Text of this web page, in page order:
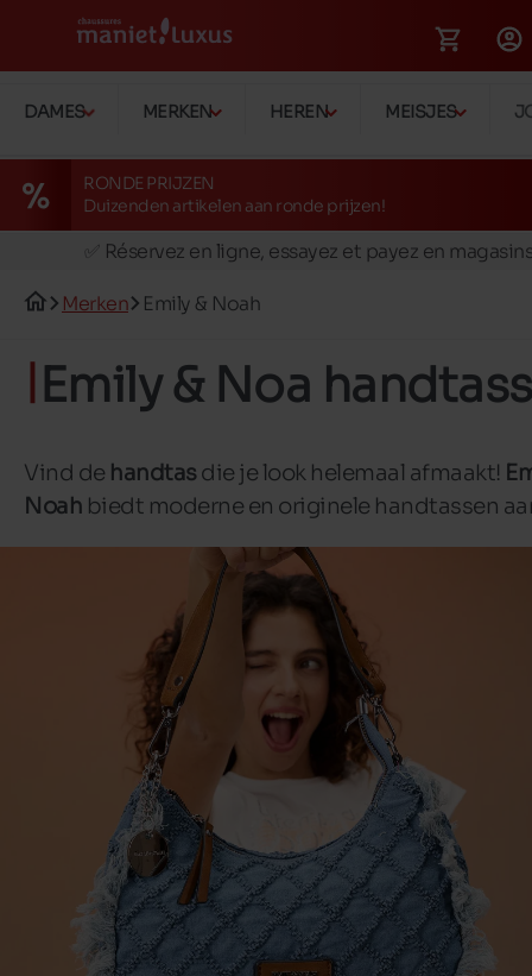
DAMES MERKEN HEREN MEISJES
RONDE PRIJZEN
Duizenden artikelen aan ronde prijzen!
🚛 Livraison gratuite en magasins
✅ Réservez en ligne, essayez et payez en
🚛 Livraison gratuite en magasins
Merken Emily & Noah
Emily & Noa
Vind de handtasdie je look helemaal afmaakt!
Noah biedt moderne en originele handtassen